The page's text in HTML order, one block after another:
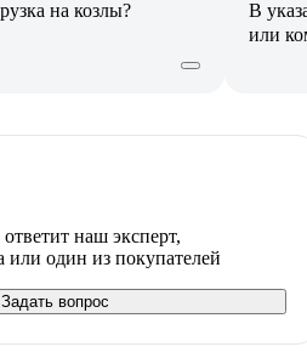
на козлы?
В
или
наш эксперт,
или один из покупателей
Задать вопрос